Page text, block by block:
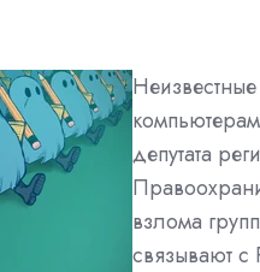
депутата
взлома
связывают с